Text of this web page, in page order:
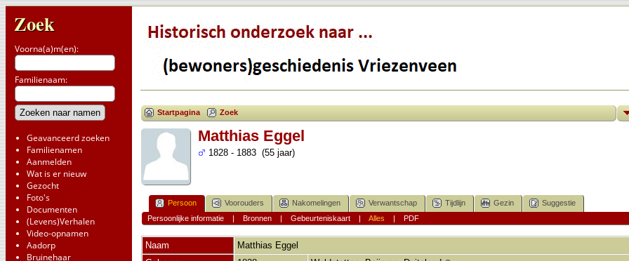
Zoek
Voorna(a)m(en):
Familienaam:
Geavanceerd zoeken
Familienamen
Aanmelden
Wat is er nieuw
Gezocht
Foto's
Documenten
(Levens)Verhalen
Video-opnamen
Aadorp
Bruinehaar
Startpagina Zoek
Matthias Eggel
1828 - 1883 (55 jaar)
Persoon Voorouders Nakomelingen Verwantschap Tijdlijn Gezin
Suggestie
Persoonlijke informatie| Bronnen| Gebeurteniskaart| Alles | PDF
Naam Matthias Eggel